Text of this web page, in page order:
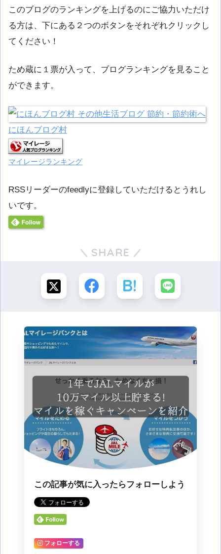
このブログのランキングを上げるのにご協力いただけ
る方は、下にある２つのボタンをそれぞれクリックし
てください！
ため蔵に１票が入って、ブログランキングを見ること
ができます。
にほんブログ村
マイレージランキング
RSSリーダーのfeedlyに登録していただけるとうれし
いです。
SHARE
この記事が気に入ったらフォローしよう
フォローする